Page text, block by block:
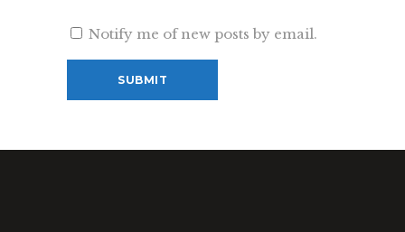
Notify me of new posts by email.